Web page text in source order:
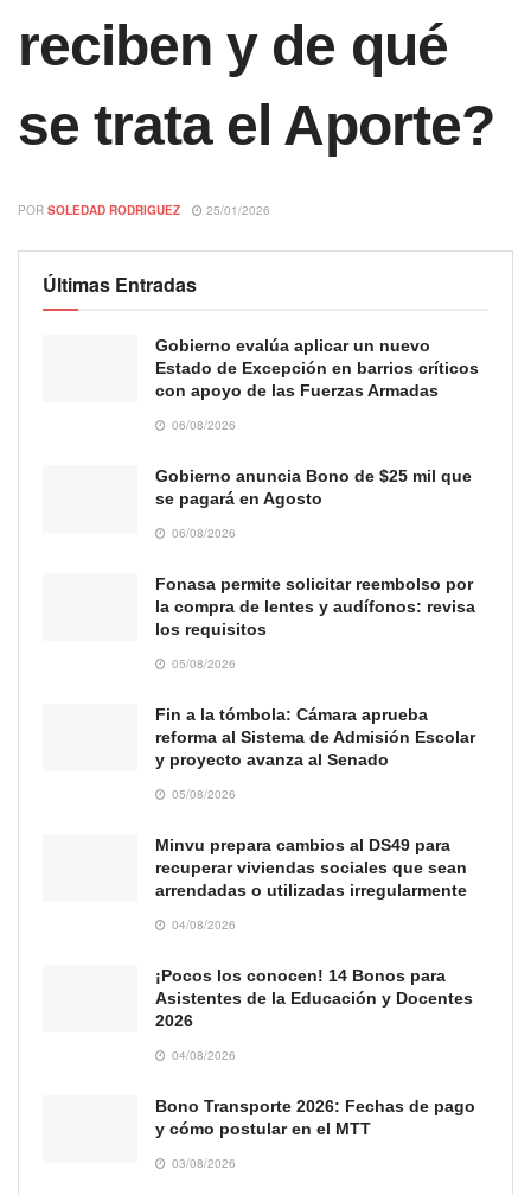
reciben y de qué
se trata el Aporte?
POR SOLEDAD RODRIGUEZ 25/01/2026
Últimas Entradas
Gobierno evalúa aplicar un nuevo
Estado de Excepción en barrios críticos
con apoyo de las Fuerzas Armadas
06/08/2026
Gobierno anuncia Bono de $25 mil que
se pagará en Agosto
06/08/2026
Fonasa permite solicitar reembolso por
la compra de lentes y audífonos: revisa
los requisitos
05/08/2026
Fin a la tómbola: Cámara aprueba
reforma al Sistema de Admisión Escolar
y proyecto avanza al Senado
05/08/2026
Minvu prepara cambios al DS49 para
recuperar viviendas sociales que sean
arrendadas o utilizadas irregularmente
04/08/2026
¡Pocos los conocen! 14 Bonos para
Asistentes de la Educación y Docentes
2026
04/08/2026
Bono Transporte 2026: Fechas de pago
y cómo postular en el MTT
03/08/2026